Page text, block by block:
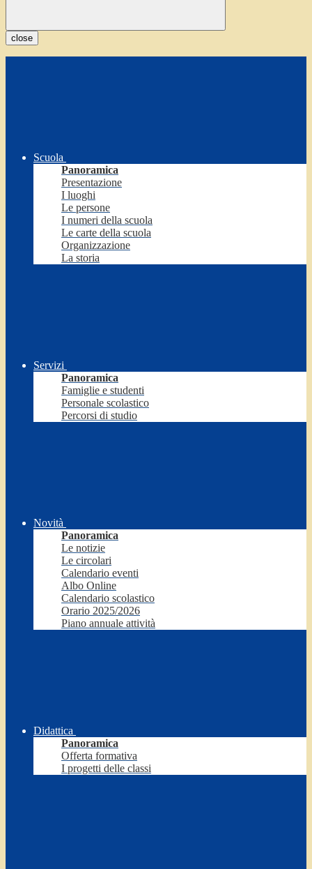
close
Scuola
Panoramica
Presentazione
I luoghi
Le persone
I numeri della scuola
Le carte della scuola
Organizzazione
La storia
Servizi
Panoramica
Famiglie e studenti
Personale scolastico
Percorsi di studio
Novità
Panoramica
Le notizie
Le circolari
Calendario eventi
Albo Online
Calendario scolastico
Orario 2025/2026
Piano annuale attività
Didattica
Panoramica
Offerta formativa
I progetti delle classi